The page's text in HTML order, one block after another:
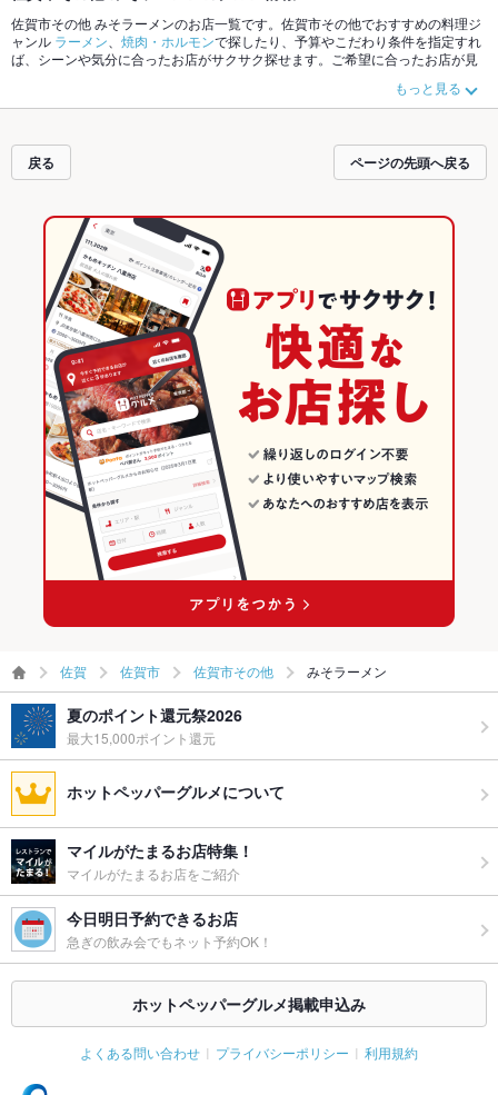
佐賀市その他 みそラーメンのお店一覧です。佐賀市その他でおすすめの料理ジ
ャンル ラーメン 焼肉・ホルモンで探したり、予算やこだわり条件を指定すれ
ば、シーンや気分に合ったお店がサクサク探せます。ご希望に合ったお店が見
ださい。ホットペッパーグルメなら、お得なクーポンはもちろん、こだわりメ
ニューお茶漬け、からあげ、そばや季節のおすすめ料理など、お店の最新情報
も拡大中です。友達どうしの飲み会にも、会社の宴会にも、デートやパーティ
ーにもお得に便利にホットペッパーグルメをご利用ください。
もっと見る
戻る ページの先頭へ戻る
佐賀 佐賀市 佐賀市その他 みそラーメン
夏のポイント還元祭2026
最大15,000ポイント還元
ホットペッパーグルメについて
マイルがたまるお店特集！
マイルがたまるお店をご紹介
今日明日予約できるお店
急ぎの飲み会でもネット予約OK！
ホットペッパーグルメ掲載申込み
よくある問い合わせ プライバシーポリシー 利用規約